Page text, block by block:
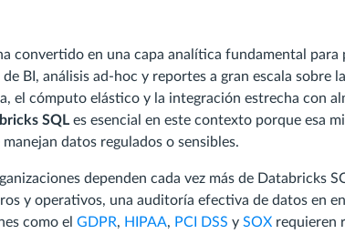
convertido en una capa analítica fundamental
BI, análisis ad-hoc y reportes a gran escala sobre
el cómputo elástico y la integración estrecha con
SQL es esencial en este contexto porque esa
datos regulados o sensibles.
dependen cada vez más de Databricks
y operativos, una auditoría efectiva de datos en
como el GDPR, HIPAA, PCI DSS y SOX requieren